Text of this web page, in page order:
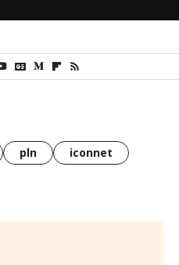
pln
iconnet